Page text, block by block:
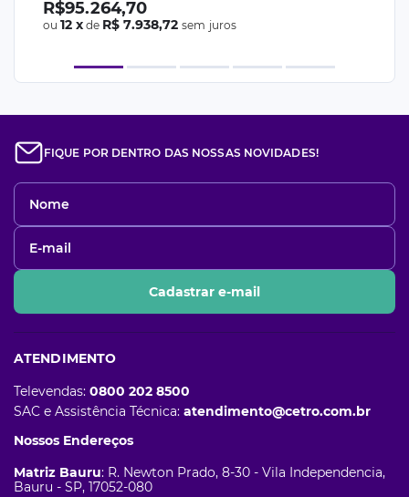
R$95.264,70
ou12 xde R$ 7.938,72 sem juros
FIQUE POR DENTRO DAS NOSSAS NOVIDADES!
Cadastrar e-mail
ATENDIMENTO
Televendas: 0800 202 8500
SAC e Assistência Técnica: atendimento@cetro.com.br
Nossos Endereços
Matriz Bauru: R. Newton Prado, 8-30 - Vila Independencia,
Bauru - SP, 17052-080